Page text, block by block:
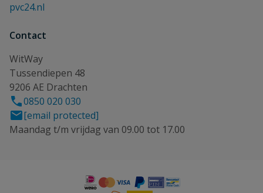
pvc24.nl
Contact
WitWay
Tussendiepen 48
9206 AE Drachten
0850 020 030
[email protected]
Maandag t/m vrijdag van 09.00 tot 17.00